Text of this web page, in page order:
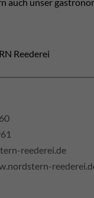
Reederei
reederei.de